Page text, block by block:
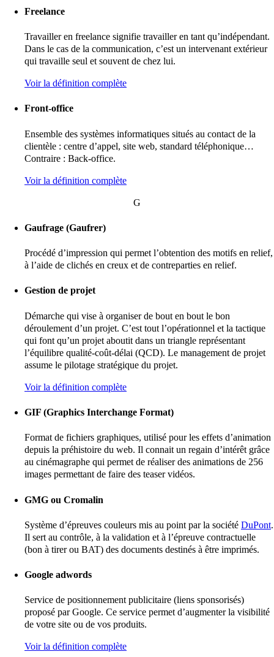
Freelance
Travailler en freelance signifie travailler en tant qu’indépendant.
Dans le cas de la communication, c’est un intervenant extérieur
qui travaille seul et souvent de chez lui.
Voir la définition complète
Front-office
Ensemble des systèmes informatiques situés au contact de la
clientèle : centre d’appel, site web, standard téléphonique…
Contraire : Back-office.
Voir la définition complète
G
Gaufrage (Gaufrer)
Procédé d’impression qui permet l’obtention des motifs en relief,
à l’aide de clichés en creux et de contreparties en relief.
Gestion de projet
Démarche qui vise à organiser de bout en bout le bon
déroulement d’un projet. C’est tout l’opérationnel et la tactique
qui font qu’un projet aboutit dans un triangle représentant
l’équilibre qualité-coût-délai (QCD). Le management de projet
assume le pilotage stratégique du projet.
Voir la définition complète
GIF (Graphics Interchange Format)
Format de fichiers graphiques, utilisé pour les effets d’animation
depuis la préhistoire du web. Il connait un regain d’intérêt grâce
au cinémagraphe qui permet de réaliser des animations de 256
images permettant de faire des teaser vidéos.
GMG ou Cromalin
Système d’épreuves couleurs mis au point par la société DuPont.
Il sert au contrôle, à la validation et à l’épreuve contractuelle
(bon à tirer ou BAT) des documents destinés à être imprimés.
Google adwords
Service de positionnement publicitaire (liens sponsorisés)
proposé par Google. Ce service permet d’augmenter la visibilité
de votre site ou de vos produits.
Voir la définition complète